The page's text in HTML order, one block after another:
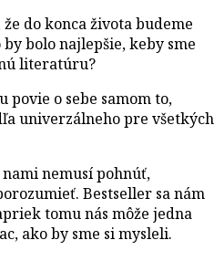
do konca života budeme
bolo najlepšie, keby sme
literatúru?
o sebe samom to,
univerzálneho pre všetkých
nemusí pohnúť,
Bestseller sa nám
tomu nás môže jedna
ako by sme si mysleli.